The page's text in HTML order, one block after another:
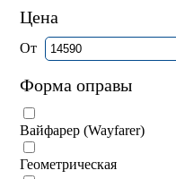
Цена
От
Форма оправы
Вайфарер (Wayfarer)
Геометрическая